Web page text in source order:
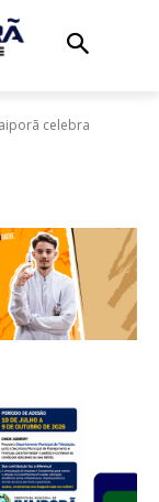
celebra